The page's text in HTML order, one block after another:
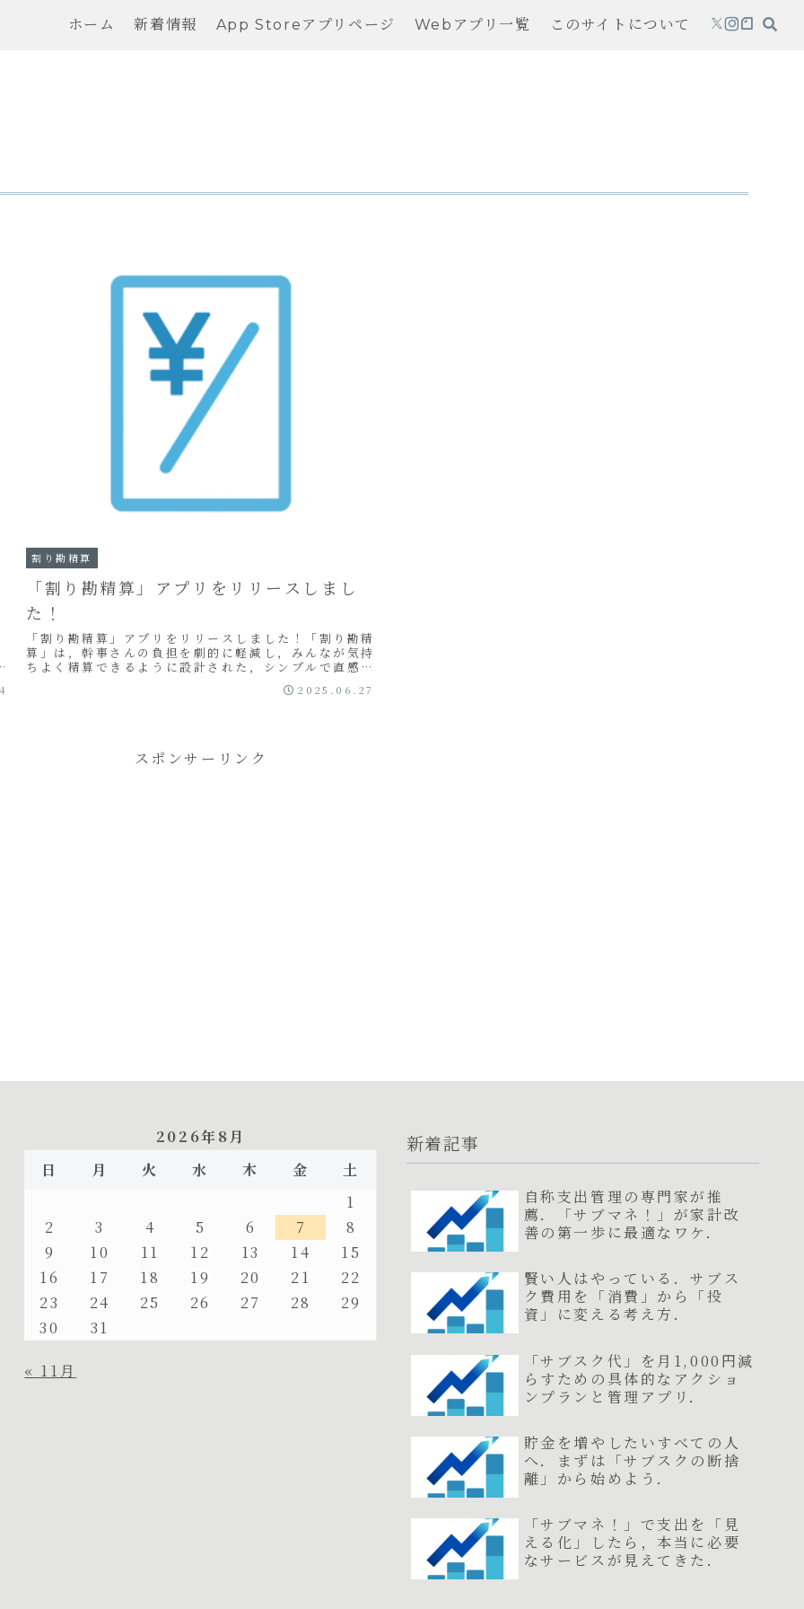
ホーム 新着情報 App Storeアプリページ Webアプリ一覧 このサイトについて
割り勘精算
「割り勘精算」アプリをリリースしまし
た！
「割り勘精算」アプリをリリースしました！「割り勘精
算」は，幹事さんの負担を劇的に軽減し，みんなが気持
ちよく精算できるように設計された，シンプルで直感的
に使えるiPhoneアプリです．Develoopnest（デベ
2025.06.27
スポンサーリンク
2026年8月
日
月 火 水 木 金
土
1
2
3 4 5 6 7
8
9
10 11 12 13 14
15
16
17 18 19 20 21
22
23
24 25 26 27 28
29
30
31
« 11月
新着記事
自称支出管理の専門家が推
薦．「サブマネ！」が家計改
善の第一歩に最適なワケ．
賢い人はやっている．サブス
ク費用を「消費」から「投
資」に変える考え方．
「サブスク代」を月1,000円減
らすための具体的なアクショ
ンプランと管理アプリ．
貯金を増やしたいすべての人
へ．まずは「サブスクの断捨
離」から始めよう．
「サブマネ！」で支出を「見
える化」したら，本当に必要
なサービスが見えてきた．